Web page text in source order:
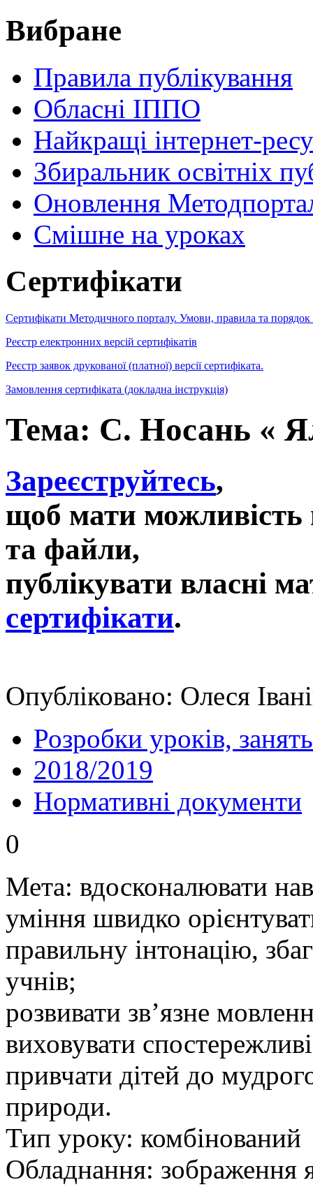
Вибране
Правила публікування
Обласні ІППО
Найкращі інтернет-
Збиральник освітніх
Оновлення
Cмішне на уроках
Сертифікати
Сертифікати Методичного порталу. Умови, правила та порядок
Реєстр електронних версій сертифікатів
Реєстр заявок друкованої (платної) версії сертифіката.
Замовлення сертифіката (докладна інструкція)
Тема: С. Носань «
Зареєструйтесь,
щоб мати можливість
та файли,
публікувати власні
сертифікати.
Опубліковано: Олеся
Розробки уроків, занять
2018/2019
Нормативні документи
0
Мета: вдосконалювати
уміння швидко
правильну інтонацію,
учнів;
розвивати зв’язне
виховувати
привчати дітей до
природи.
Тип уроку: комбінований
Обладнання: зображення